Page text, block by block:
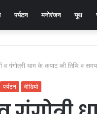
पर्यटन मनोरंजन यूथ
व गंगोत्री धाम के कपाट की तिथि व
पर्यटन वीडियो